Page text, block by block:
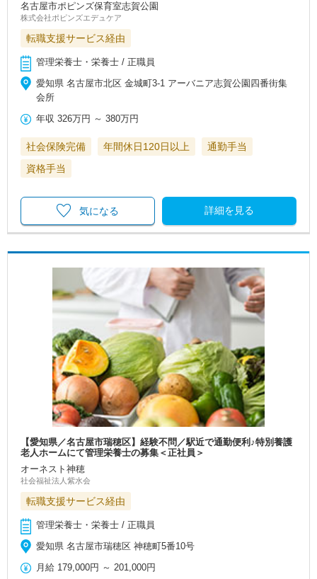
名古屋市ポピンズ保育室志賀公園
株式会社ポピンズエデュケア
転職支援サービス経由
管理栄養士・栄養士 / 正職員
愛知県 名古屋市北区 金城町3-1 アーバニア志賀公園四番街集
会所
年収 326万円 ～380万円
社会保険完備 年間休日120日以上
通勤手当
資格手当
詳細を見る
気になる
【愛知県／名古屋市瑞穂区】経験不問／駅近で通勤便利♪特別養護
老人ホームにて管理栄養士の募集＜正社員＞
オーネスト神穂
社会福祉法人紫水会
転職支援サービス経由
管理栄養士・栄養士 / 正職員
愛知県 名古屋市瑞穂区 神穂町5番10号
月給 179,000円 ～201,000円